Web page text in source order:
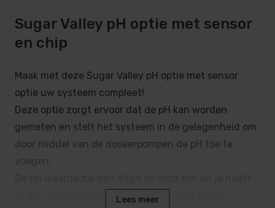
Sugar Valley pH optie met sensor
en chip
Maak met deze Sugar Valley pH optie met sensor
optie uw systeem compleet!
Deze optie zorgt ervoor dat de pH kan worden
gemeten en stelt het systeem in de gelegenheid om
door middel van de doseerpompen de pH toe te
voegen.
er dan zelf nauwelijks meer naar om te kijken.
Lees meer